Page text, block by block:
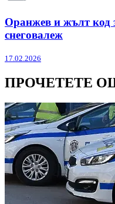
Оранжев и жълт код
снеговалеж
17.02.2026
ПРОЧЕТЕТЕ